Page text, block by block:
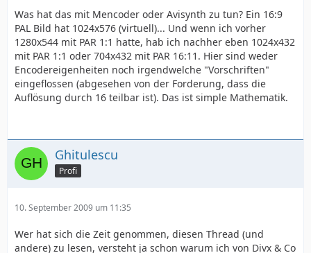
Was hat das mit Mencoder oder Avisynth zu tun? Ein 16:9
PAL Bild hat 1024x576 (virtuell)... Und wenn ich vorher
1280x544 mit PAR 1:1 hatte, hab ich nachher eben 1024x432
mit PAR 1:1 oder 704x432 mit PAR 16:11. Hier sind weder
Encodereigenheiten noch irgendwelche "Vorschriften"
eingeflossen (abgesehen von der Forderung, dass die
Auflösung durch 16 teilbar ist). Das ist simple Mathematik.
Ghitulescu
Profi
10. September 2009 um 11:35
Wer hat sich die Zeit genommen, diesen Thread (und
andere) zu lesen, versteht ja schon warum ich von Divx & Co